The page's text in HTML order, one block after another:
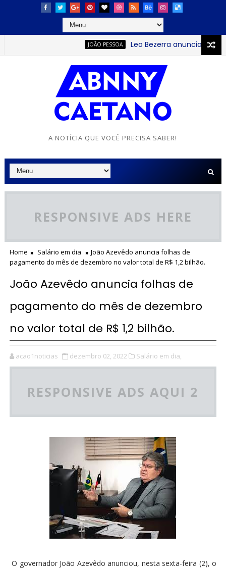
JOÃO PESSOA Leo Bezerra anuncia
A NOTÍCIA QUE VOCÊ PRECISA SABER!
RESPONSIVE ADS HERE
Home Salário em dia
João Azevêdo anuncia folhas de
pagamento do mês de dezembro no valor total de R$ 1,2 bilhão.
João Azevêdo anuncia folhas de
pagamento do mês de dezembro
no valor total de R$ 1,2 bilhão.
acao1noticias dezembro 02, 2022 Salário em dia,
RESPONSIVE ADS AQUI 2
O governador João Azevêdo anunciou, nesta sexta-feira (2), o